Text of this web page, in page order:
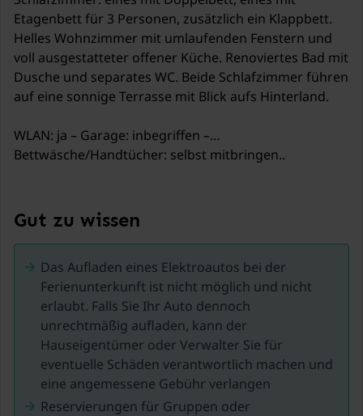
Etagenbett für 3 Personen, zusätzlich ein Klappbett.
Helles Wohnzimmer mit umlaufenden Fenstern und
voll ausgestatteter offener Küche. Renoviertes Bad mit
Dusche und separates WC. Beide Schlafzimmer führen
auf eine sonnige Terrasse mit Blick aufs Hinterland.
WLAN: ja – Garage: inbegriffen –
Bettwäsche/Handtücher: selbst mitbringen..
Gut zu wissen
Das Aufladen eines Elektroautos bei der
Ferienunterkunft ist nicht möglich und nicht
erlaubt. Falls Sie Ihr Auto dennoch
unrechtmäßig aufladen, kann der
Hauseigentümer oder Verwalter Sie für
eventuelle Schäden verantwortlich machen und
eine angemessene Gebühr verlangen
Reservierungen für Gruppen oder